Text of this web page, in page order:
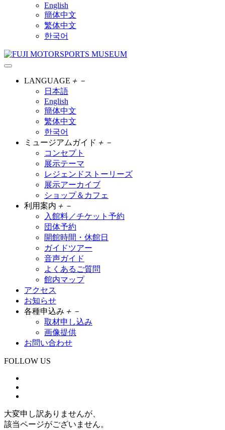
English
簡体中文
繁体中文
한국어
LANGUAGE ＋ －
日本語
English
簡体中文
繁体中文
한국어
ミュージアムガイド ＋ －
コンセプト
展示テーマ
レジェンドストーリーズ
展示アーカイブ
ショップ＆カフェ
利用案内 ＋ －
入館料／チケット予約
団体予約
開館時間・休館日
ガイドツアー
音声ガイド
よくあるご質問
館内マップ
アクセス
お知らせ
各種申込み ＋ －
取材申し込み
画像提供
お問い合わせ
FOLLOW US
大変申し訳ありませんが、
該当ページがございません。